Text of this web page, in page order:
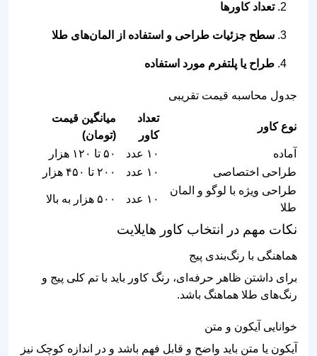
تعداد کاورها
سطح جزئیات طراحی و استفاده از المان‌های طلا
طراح یا پلتفرم مورد استفاده
جدول محاسبه قیمت تقریبی
نوع کاور
تعداد
کاور
میانگین قیمت
(تومان)
آماده
۱۰ عدد
۵۰ تا ۱۲۰ هزار
طراحی اختصاصی
۱۰ عدد
۲۰۰ تا ۴۵۰ هزار
طراحی ویژه با لوگو و المان
طلا
۱۰ عدد ۵۰۰ هزار به بالا
نکات مهم در انتخاب کاور هایلایت
هماهنگی با رنگ‌بندی پیج
برای داشتن ظاهر حرفه‌ای، رنگ کاور باید با تم کلی پیج و
رنگ‌های طلا هماهنگ باشد.
خوانایی آیکون و متن
آیکون یا متن باید واضح و قابل فهم باشد و در اندازه کوچک نیز